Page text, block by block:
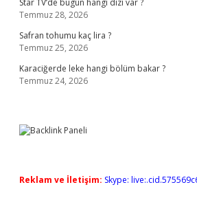
Star TV’de bugün hangi dizi var ?
Temmuz 28, 2026
Safran tohumu kaç lira ?
Temmuz 25, 2026
Karaciğerde leke hangi bölüm bakar ?
Temmuz 24, 2026
Reklam ve İletişim: Skype: